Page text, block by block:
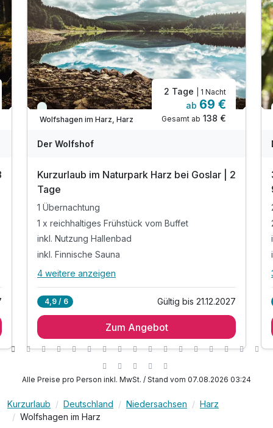
Immer verfügbar
Wolfshagen im Harz, Harz
2 Tage | 1 Nacht
ab 69 €
Gesamt ab 138 €
Der Wolfshof
Kurzurlaub im Naturpark Harz bei Goslar | 2
Tage
1 Übernachtung
1 x reichhaltiges Frühstück vom Buffet
inkl. Nutzung Hallenbad
inkl. Finnische Sauna
Alle Inklusivleistungen
1 x reichhaltiges Frühstück vom Buffet
inkl. Kinderspielplatz im Außenbereich
inkl. Parkplatz auf dem Hotelgelände
inkl. Wlan Nutzung
4 weitere anzeigen
4,9 / 6 Gültig bis 21.12.2027
Zum Angebot
Alle Preise pro Person inkl. MwSt. / Stand vom 07.08.2026 03:24
Kurzurlaub Deutschland Niedersachsen
Harz
Wolfshagen im Harz